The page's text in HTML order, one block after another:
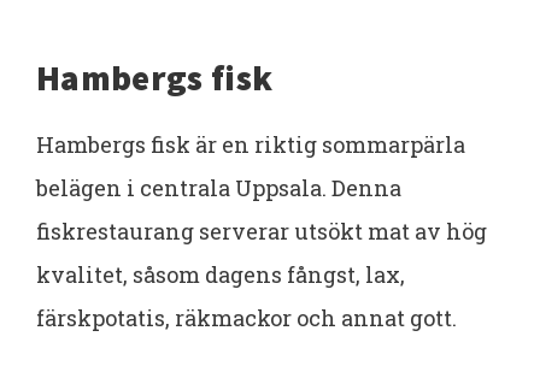
Hambergs fisk
Hambergs fisk är en riktig sommarpärla
belägen i centrala Uppsala. Denna
fiskrestaurang serverar utsökt mat av hög
kvalitet, såsom dagens fångst, lax,
färskpotatis, räkmackor och annat gott.